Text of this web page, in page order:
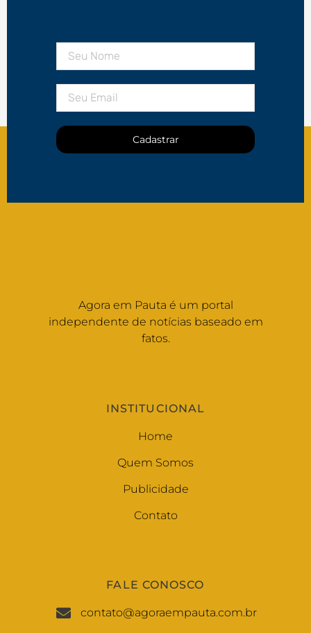
Cadastrar
Agora em Pauta é um portal
independente de notícias baseado em
fatos.
INSTITUCIONAL
Home
Quem Somos
Publicidade
Contato
FALE CONOSCO
contato@agoraempauta.com.br